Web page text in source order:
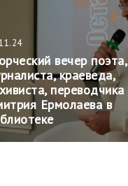
вечер поэта,
краеведа,
переводчика
Ермолаева в